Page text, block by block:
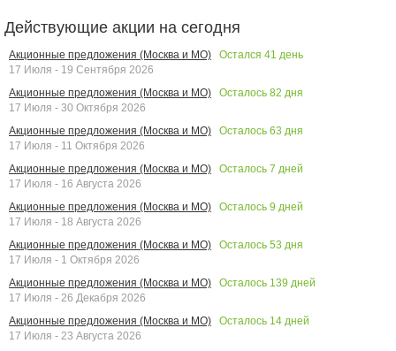
Действующие акции на сегодня
Акционные предложения (Москва и МО) Остался 41 день
17 Июля - 19 Сентября 2026
Акционные предложения (Москва и МО)
Осталось 82 дня
17 Июля - 30 Октября 2026
Акционные предложения (Москва и МО)
Осталось 63 дня
17 Июля - 11 Октября 2026
Акционные предложения (Москва и МО)
Осталось 7 дней
17 Июля - 16 Августа 2026
Акционные предложения (Москва и МО)
Осталось 9 дней
17 Июля - 18 Августа 2026
Акционные предложения (Москва и МО)
Осталось 53 дня
17 Июля - 1 Октября 2026
Акционные предложения (Москва и МО)
Осталось 139 дней
17 Июля - 26 Декабря 2026
Акционные предложения (Москва и МО)
Осталось 14 дней
17 Июля - 23 Августа 2026